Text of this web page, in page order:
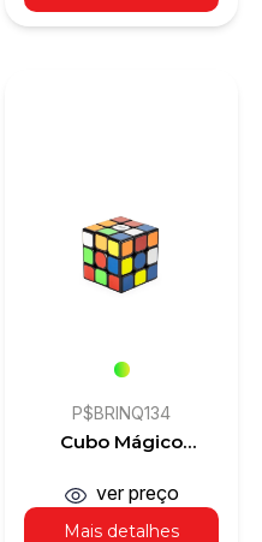
P$BRINQ134
Cubo Mágico
Mais detalhes
ver preço